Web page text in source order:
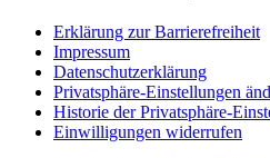
Erklärung zur Barrierefreiheit
Impressum
Datenschutzerklärung
Privatsphäre-Einstellungen
Historie der Privatsphäre-
Einwilligungen widerrufen